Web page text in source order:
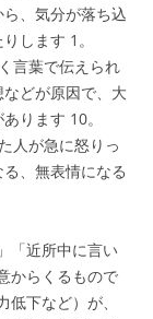
、気分が落ち込
します 1 。
言葉で伝えられ
どが原因で、大
ります 10。
人が急に怒りっ
、無表情になる
「近所中に言い
からくるもので
下など）が、